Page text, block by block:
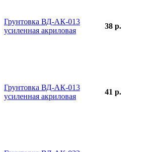
Грунтовка ВД-АК-013
усиленная акриловая
38 р.
Грунтовка ВД-АК-013
усиленная акриловая
41 р.